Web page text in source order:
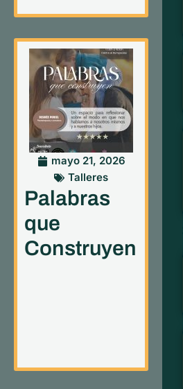
mayo 21, 2026
Talleres
Palabras
que
Construyen